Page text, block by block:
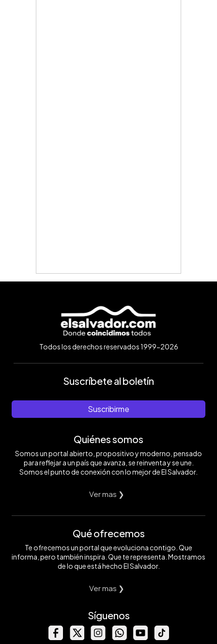
Todos los derechos reservados 1999-2026
Suscríbete al boletín
Suscribirme
Quiénes somos
Somos un portal abierto, propositivo y moderno, pensado
para reflejar a un país que avanza, se reinventa y se une.
Somos el punto de conexión con lo mejor de El Salvador.
Ver mas ❯
Qué ofrecemos
Te ofrecemos un portal que evoluciona contigo. Que
informa, pero también inspira. Que te representa. Mostramos
de lo que está hecho El Salvador.
Ver mas ❯
Síguenos